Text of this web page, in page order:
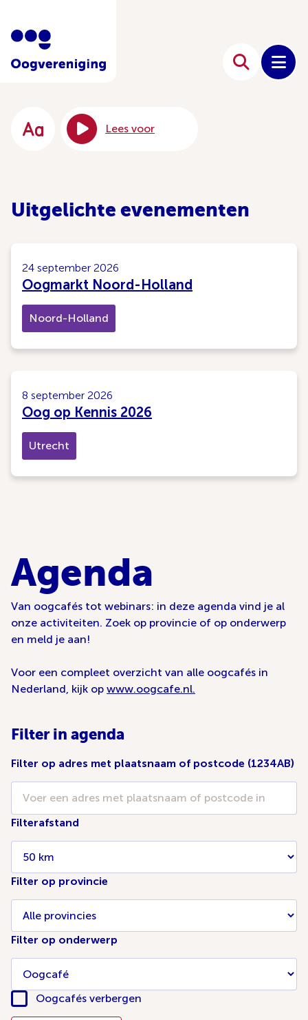
Lees voor
Uitgelichte evenementen
24 september 2026
Oogmarkt Noord-Holland
Noord-Holland
8 september 2026
Oog op Kennis 2026
Utrecht
Agenda
Van oogcafés tot webinars: in deze agenda vind je al
onze activiteiten. Zoek op provincie of op onderwerp
en meld je aan!
Voor een compleet overzicht van alle oogcafés in
Nederland, kijk op www.oogcafe.nl.
Filter in agenda
Filter op adres met plaatsnaam of postcode (1234AB)
Filterafstand
Filter op provincie
Filter op onderwerp
Oogcafés verbergen